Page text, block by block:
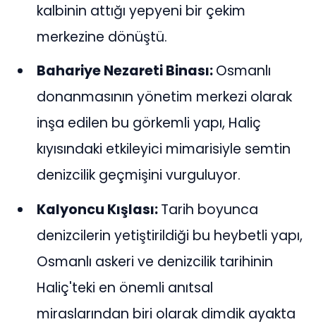
kalbinin attığı yepyeni bir çekim
merkezine dönüştü.
Bahariye Nezareti Binası:Osmanlı
donanmasının yönetim merkezi olarak
inşa edilen bu görkemli yapı, Haliç
kıyısındaki etkileyici mimarisiyle semtin
denizcilik geçmişini vurguluyor.
Kalyoncu Kışlası:Tarih boyunca
denizcilerin yetiştirildiği bu heybetli yapı,
Osmanlı askeri ve denizcilik tarihinin
Haliç'teki en önemli anıtsal
miraslarından biri olarak dimdik ayakta